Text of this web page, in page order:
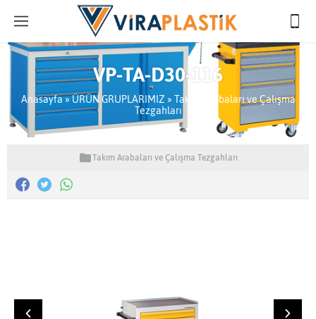
VP-TA-D30-116
Anasayfa»ÜRÜN GRUPLARIMIZ » Takım Arabaları ve Çalışma
Tezgahları
Takım Arabaları ve Çalışma Tezgahları